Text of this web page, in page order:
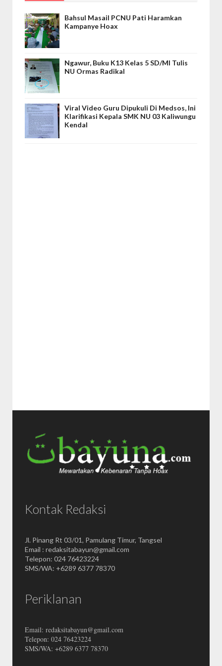
Bahsul Masail PCNU Pati Haramkan
Kampanye Hoax
Ngawur, Buku K13 Kelas 5 SD/MI Tulis
NU Ormas Radikal
Viral Video Guru Dipukuli Di Medsos, Ini
Klarifikasi Kepala SMK NU 03 Kaliwungu
Kendal
Kontak Redaksi
Jl. Pinang Rt 03/01, Pamulang Timur, Tangsel
Email : redaksitabayun@gmail.com
Telepon: 024 76423224
SMS/WA: +6289 6377 78370
Periklanan
Email: redaksitabayun@gmail.com
Telepon: 024 76423224
SMS/WA: +6289 6377 78370